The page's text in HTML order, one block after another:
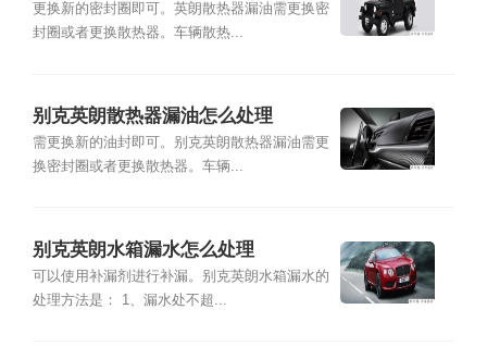
更换新的密封圈即可。英朗散热器漏油需更换密
封圈或者更换散热器。车辆散热...
别克英朗散热器漏油怎么处理
需更换新的油封即可。别克英朗散热器漏油需更
换密封圈或者更换散热器。车辆...
别克英朗水箱漏水怎么处理
可以使用补漏剂进行补漏。别克英朗水箱漏水的
处理方法是： 1、漏水处不超...